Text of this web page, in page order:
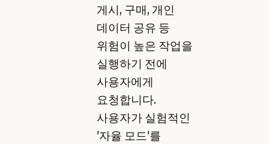
게시, 구매, 개인
데이터 공유 등
위험이 높은 작업을
실행하기 전에
사용자에게
요청합니다.
사용자가 실험적인
'자율 모드'를